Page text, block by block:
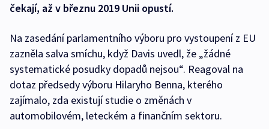
čekají, až v březnu 2019 Unii opustí.
Na zasedání parlamentního výboru pro vystoupení z EU
zazněla salva smíchu, když Davis uvedl, že „žádné
systematické posudky dopadů nejsou“. Reagoval na
dotaz předsedy výboru Hilaryho Benna, kterého
zajímalo, zda existují studie o změnách v
automobilovém, leteckém a finančním sektoru.